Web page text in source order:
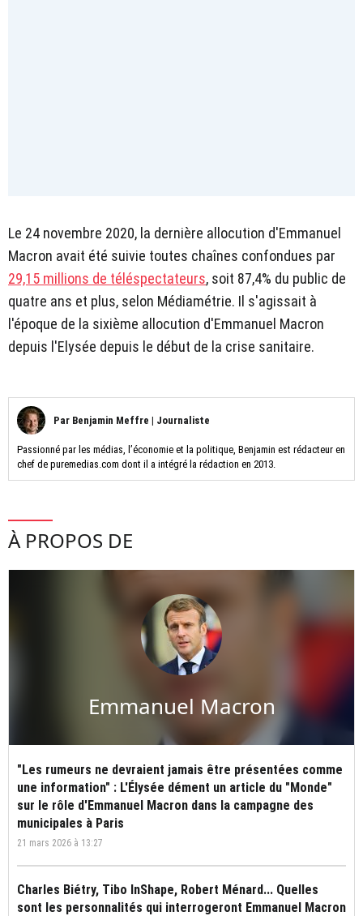
Le 24 novembre 2020, la dernière allocution d'Emmanuel
Macron avait été suivie toutes chaînes confondues par
29,15 millions de téléspectateurs, soit 87,4% du public de
quatre ans et plus, selon Médiamétrie. Il s'agissait à
l'époque de la sixième allocution d'Emmanuel Macron
depuis l'Elysée depuis le début de la crise sanitaire.
Par Benjamin Meffre | Journaliste
Passionné par les médias, l’économie et la politique, Benjamin est rédacteur en
chef de puremedias.com dont il a intégré la rédaction en 2013.
À PROPOS DE
Emmanuel Macron
"Les rumeurs ne devraient jamais être présentées comme
une information" : L'Élysée dément un article du "Monde"
sur le rôle d'Emmanuel Macron dans la campagne des
municipales à Paris
21 mars 2026 à 13:27
Charles Biétry, Tibo InShape, Robert Ménard... Quelles
sont les personnalités qui interrogeront Emmanuel Macron